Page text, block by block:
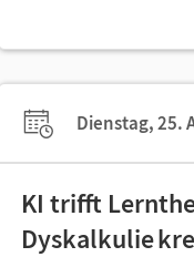
Dienstag, 25.
KI trifft
Dyskalkulie